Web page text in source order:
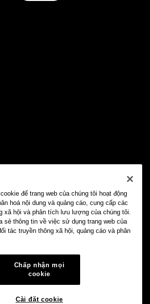
để trang web của chúng tôi hoạt động
hoá nội dung và quảng cáo, cung cấp các
xã hội và phân tích lưu lượng của chúng tôi.
sẻ thông tin về việc sử dụng trang web của
tác truyền thông xã hội, quảng cáo và phân
Chấp nhận mọi
cookie
Cài đặt cookie